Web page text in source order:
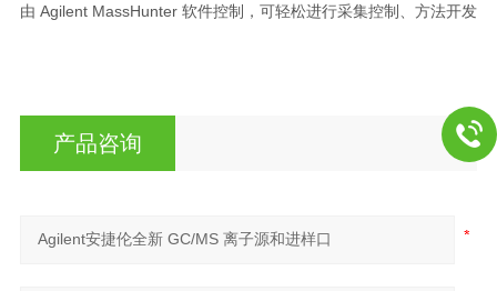
由 Agilent MassHunter 软件控制，可轻松进行采集控制、方法开发
产品咨询